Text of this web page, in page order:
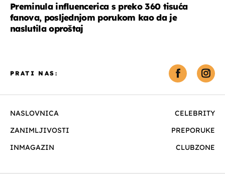
Preminula influencerica s preko 360 tisuća
fanova, posljednjom porukom kao da je
naslutila oproštaj
NASLOVNICA
CELEBRITY
ZANIMLJIVOSTI
PREPORUKE
INMAGAZIN
CLUBZONE
PRATI NAS: